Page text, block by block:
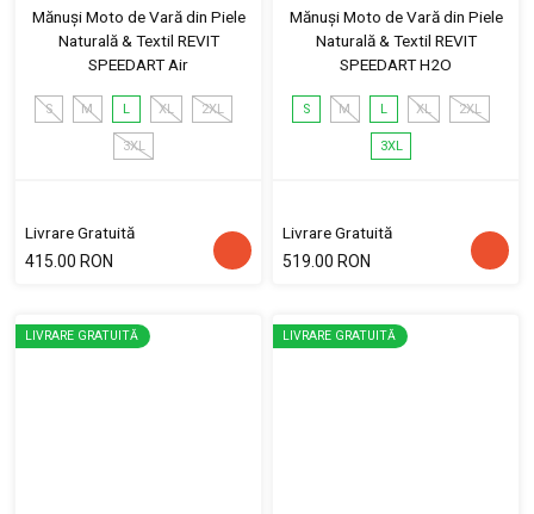
Mănuși Moto de Vară din Piele
Naturală & Textil REVIT
SPEEDART Air
S M L XL 2XL
3XL
Livrare Gratuită
415.00 RON
Mănuși Moto de Vară din Piele
Naturală & Textil REVIT
SPEEDART H2O
S M L XL 2XL
3XL
Livrare Gratuită
519.00 RON
LIVRARE GRATUITĂ LIVRARE GRATUITĂ